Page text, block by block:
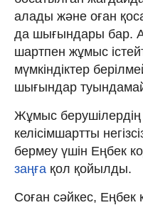
алады және оған
да шығындары бар.
шартпен жұмыс
мүмкіндіктер
шығындар
Жұмыс берушілердің
келісімшартты
бермеу үшін Еңбек
заңға қол қойылды.
Соған сәйкес, Еңбек